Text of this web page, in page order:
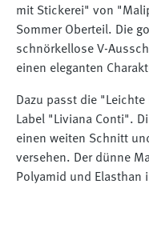
mit Stickerei" von
Sommer Oberteil. Die
schnörkellose V-
einen eleganten
Dazu passt die
Label "Liviana Conti".
einen weiten Schnitt
versehen. Der dünne
Polyamid und Elasthan